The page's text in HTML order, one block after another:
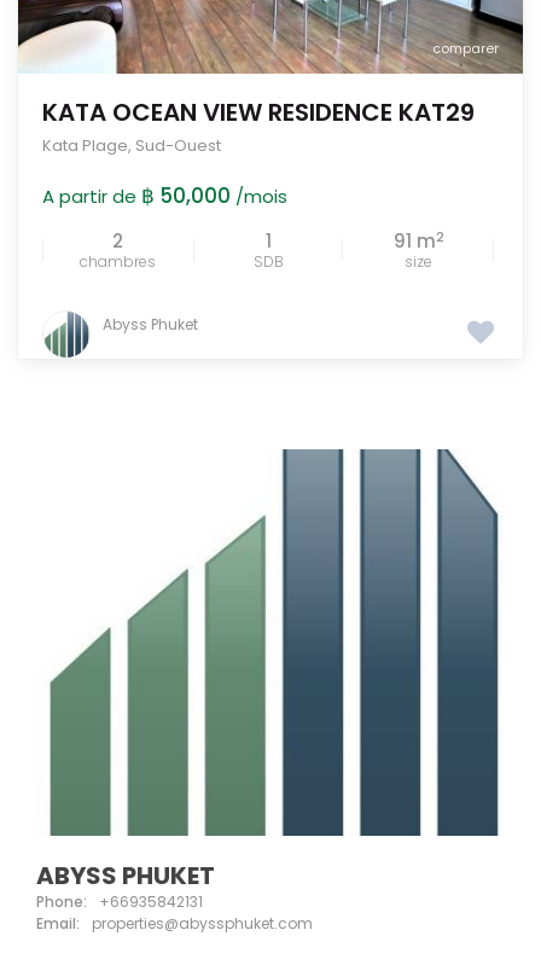
comparer
KATA OCEAN VIEW RESIDENCE KAT29
Kata Plage, Sud-Ouest
A partir de ฿ 50,000 /mois
2
chambres
1
SDB
91 m2
size
Abyss Phuket
ABYSS PHUKET
Phone:
+66935842131
Email:
properties@abyssphuket.com